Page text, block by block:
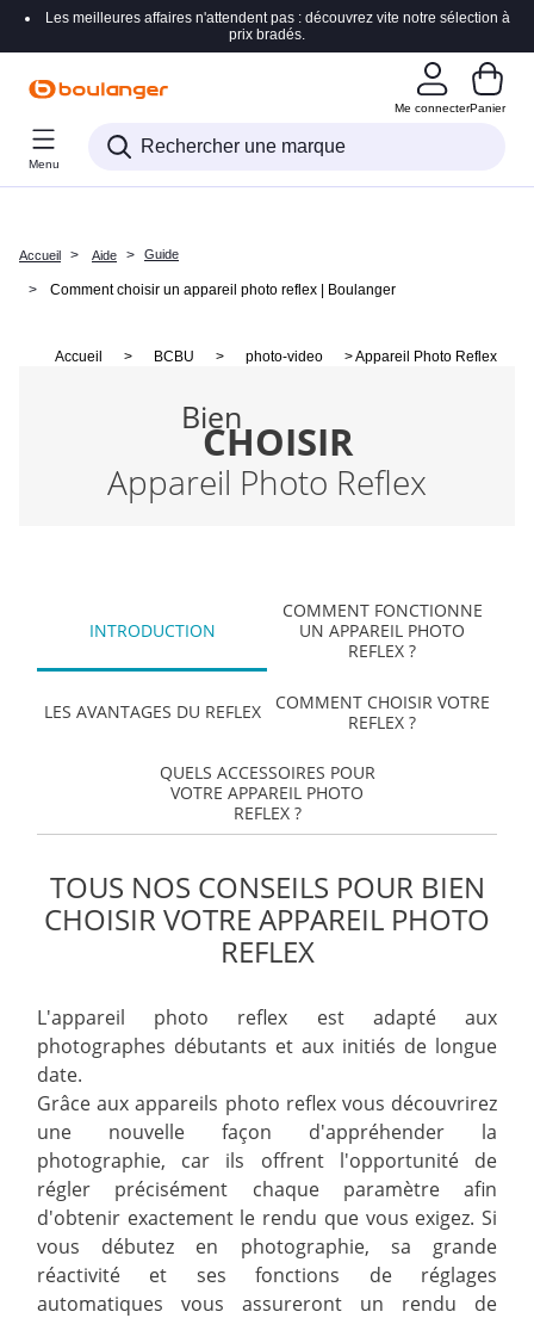
Accéder directement à la navigation
Accéder directement au chatbot
Les meilleures affaires n'attendent pas : découvrez vite notre sélection à
prix bradés.
Me connecterPanier
Menu
Accueil Aide Guide
Comment choisir un appareil photo reflex | Boulanger
Accueil > BCBU > photo-video >Appareil Photo Reflex
Bien
CHOISIR
Appareil Photo Reflex
INTRODUCTION
COMMENT FONCTIONNE
UN APPAREIL PHOTO
REFLEX ?
LES AVANTAGES DU REFLEX
COMMENT CHOISIR VOTRE
REFLEX ?
QUELS ACCESSOIRES POUR
VOTRE APPAREIL PHOTO
REFLEX ?
TOUS NOS CONSEILS POUR BIEN
CHOISIR VOTRE APPAREIL PHOTO
REFLEX
L'appareil photo reflex est adapté aux
photographes débutants et aux initiés de longue
date.
Grâce aux appareils photo reflex vous découvrirez
une nouvelle façon d'appréhender la
photographie, car ils offrent l'opportunité de
régler précisément chaque paramètre afin
d'obtenir exactement le rendu que vous exigez. Si
vous débutez en photographie, sa grande
réactivité et ses fonctions de réglages
automatiques vous assureront un rendu de